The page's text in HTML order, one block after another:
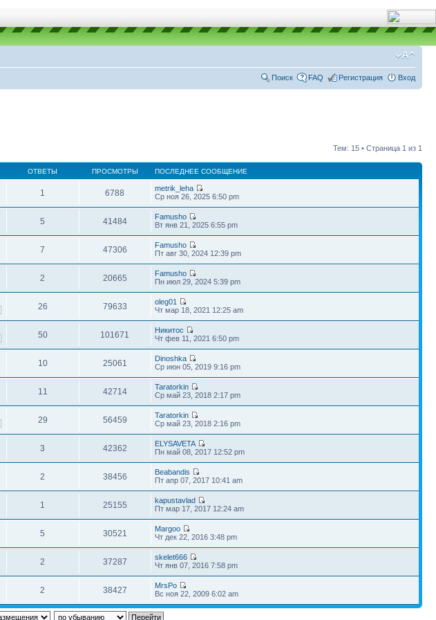
Поиск FAQ Регистрация Вход
Тем: 15 • Страница 1 из 1
ОТВЕТЫ ПРОСМОТРЫ ПОСЛЕДНЕЕ СООБЩЕНИЕ
1 6788
metrik_leha
Ср ноя 26, 2025 6:50 pm
5 41484
Famusho
Вт янв 21, 2025 6:55 pm
7 47306
Famusho
Пт авг 30, 2024 12:39 pm
2 20665
Famusho
Пн июл 29, 2024 5:39 pm
26 79633
oleg01
Чт мар 18, 2021 12:25 am
50 101671
Никитос
Чт фев 11, 2021 6:50 pm
10 25061
Dinoshka
Ср июн 05, 2019 9:16 pm
11 42714
Taratorkin
Ср май 23, 2018 2:17 pm
29 56459
Taratorkin
Ср май 23, 2018 2:16 pm
3 42362
ELYSAVETA
Пн май 08, 2017 12:52 pm
2 38456
Beabandis
Пт апр 07, 2017 10:41 am
1 25155
kapustavlad
Пт мар 17, 2017 12:24 am
5 30521
Margoo
Чт дек 22, 2016 3:48 pm
2 37287
skelet666
Чт янв 07, 2016 7:58 pm
2 38427
MrsPo
Вс ноя 22, 2009 6:02 am